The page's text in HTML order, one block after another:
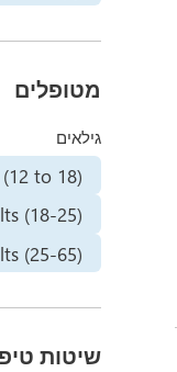
מטופלים
גילאים
to 18)
(18-25)
(25-65)
שיטות